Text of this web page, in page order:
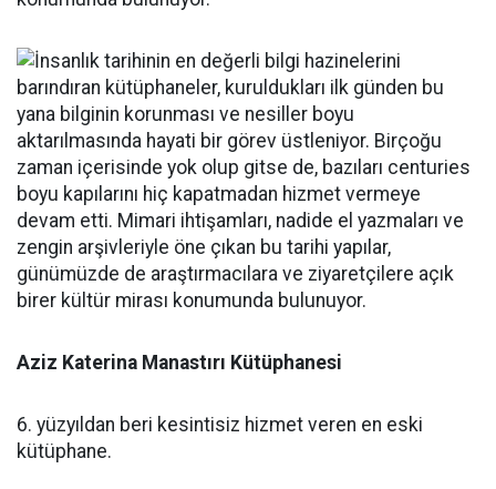
Aziz Katerina Manastırı Kütüphanesi
6. yüzyıldan beri kesintisiz hizmet veren en eski
kütüphane.